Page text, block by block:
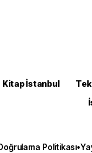
Kitap İstanbul
Politikası•